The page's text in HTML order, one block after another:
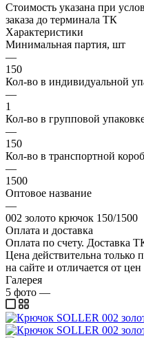
Стоимость указана при
заказа до терминала ТК
Характеристики
Минимальная партия, шт
—
150
Кол-во в индивидуальной
—
1
Кол-во в групповой
—
150
Кол-во в транспортной
—
1500
Оптовое название
—
002 золото крючок 150/1500
Оплата и доставка
Оплата по счету. Доставка
Цена действительна только
на сайте и отличается от
Галерея
5 фото —